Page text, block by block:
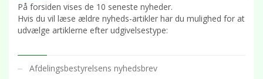
På forsiden vises de 10 seneste nyheder.
Hvis du vil læse ældre nyheds-artikler har du mulighed for at
udvælge artiklerne efter udgivelsestype:
Afdelingsbestyrelsens nyhedsbrev